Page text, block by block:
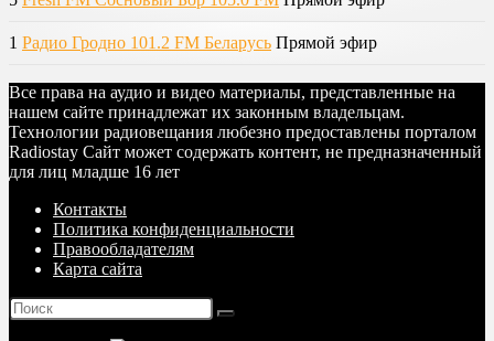
1 Радио Гродно 101.2 FM Беларусь Прямой эфир
Все права на аудио и видео материалы, представленные на
нашем сайте принадлежат их законным владельцам.
Технологии радиовещания любезно предоставлены порталом
Radiostay Сайт может содержать контент, не предназначенный
для лиц младше 16 лет
Контакты
Политика конфиденциальности
Правообладателям
Карта сайта